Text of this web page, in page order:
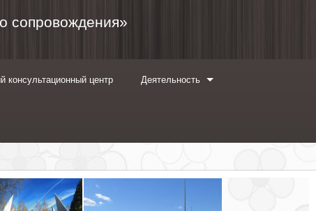
сопровождения»
консультационный центр Деятельность